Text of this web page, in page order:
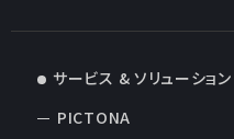
サービス & ソリューション
PICTONA